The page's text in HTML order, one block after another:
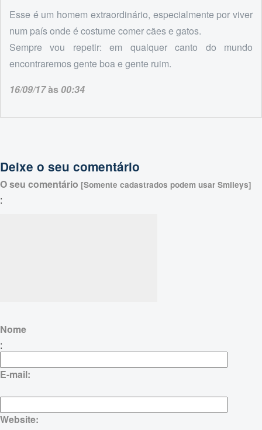
Esse é um homem extraordinário, especialmente por viver
num país onde é costume comer cães e gatos.
Sempre vou repetir: em qualquer canto do mundo
encontraremos gente boa e gente ruim.
16/09/17às00:34
Deixe o seu comentário
O seu comentário [Somente cadastrados podem usar Smileys]
:
Nome
:
E-mail:
Website: